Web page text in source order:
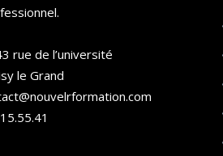
rue de l’université
le Grand